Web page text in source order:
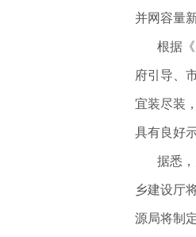
并网容量
根据《
府引导、
宜装尽装
具有良好
据悉，
乡建设厅
源局将制